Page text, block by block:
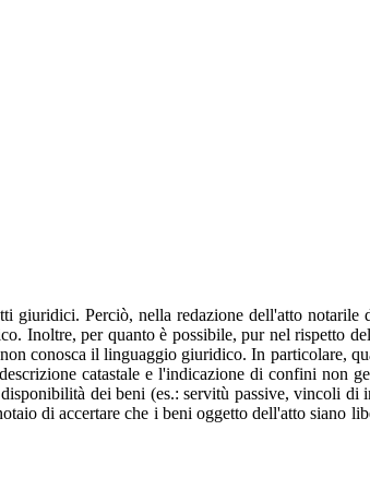
Perciò, nella redazione dell'atto notarile
Inoltre, per quanto è possibile, pur nel rispetto
conosca il linguaggio giuridico. In particolare,
catastale e l'indicazione di confini non
dei beni (es.: servitù passive, vincoli
di accertare che i beni oggetto dell'atto siano